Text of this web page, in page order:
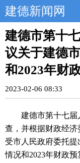
建德新闻网
建德市第十
议关于建德
和2023年财
2023-02-06 08:33
建德市第十七届
查，并根据财政经
受市人民政府委托
情况和2023年财政